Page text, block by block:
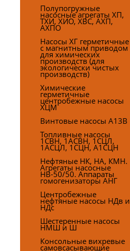
Полупогружные
насосные агрегаты ХП,
ТХИ, ХИО, ХВС, АХП,
АХПО
Насосы ХГ герметичные
с магнитным приводом
для химических
производств (для
экологически чистых
производств)
Химические
герметичные
центробежные насосы
ХЦМ
Винтовые насосы А13В
Топливные насосы
1СВН, 1АСВН, 1СЦЛ,
1АСЦЛ, 1СЦН, А1СЦН
Нефтяные НК, НА, КМН.
Агрегаты насосные
НВ-50/50. Аппараты
гомогенизаторы АНГ
Центробежные
нефтяные насосы НДв и
НДс
Шестеренные насосы
НМШ и Ш
Консольные вихревые
самовсасывающие